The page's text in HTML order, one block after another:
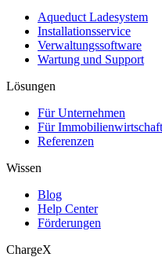
Aqueduct Ladesystem
Installationsservice
Verwaltungssoftware
Wartung und Support
Lösungen
Für Unternehmen
Für Immobilienwirtschaft
Referenzen
Wissen
Blog
Help Center
Förderungen
ChargeX